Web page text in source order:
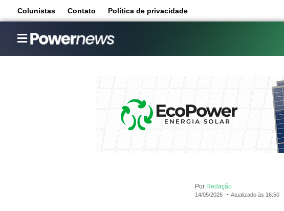
Colunistas Contato Política de privacidade
Por Redação
14/05/2026 Atualizado às 16:50